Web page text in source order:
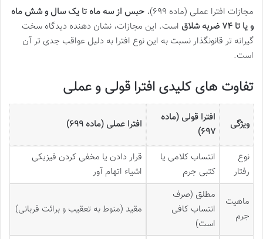
مجازات افترا عملی (ماده ۶۹۹)،
حبس از سه ماه تا یک سال و شش ماه
و یا تا ۷۴ ضربه شلاق
است. این مجازات، نشان دهنده دیدگاه سخت
گیرانه تر قانونگذار نسبت به این نوع افترا به دلیل عواقب جدی تر آن
است.
تفاوت های کلیدی افترا قولی و عملی
ویژگی
افترا قولی (ماده
۶۹۷)
افترا عملی (ماده ۶۹۹)
نوع
رفتار
انتساب کلامی یا
کتبی جرم
قرار دادن یا مخفی کردن فیزیکی
اشیاء اتهام آور
ماهیت
جرم
مطلق (صرف
انتساب کافی
است)
مقید (منوط به تعقیب و برائت قربانی)